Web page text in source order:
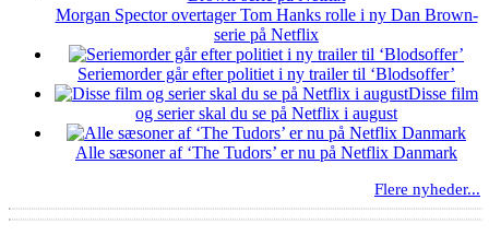
Morgan Spector overtager Tom Hanks rolle i ny Dan Brown-
serie på Netflix
Seriemorder går efter politiet i ny trailer til ‘Blodsoffer’
Disse film
og serier skal du se på Netflix i august
Alle sæsoner af ‘The Tudors’ er nu på Netflix Danmark
Flere nyheder...